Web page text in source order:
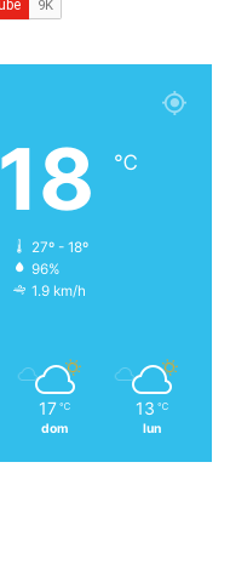
18 ℃
27º - 18º
96%
1.9 km/h
17 ℃
dom
13 ℃
lun